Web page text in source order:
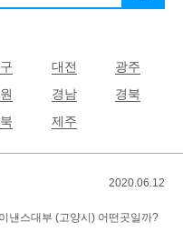
대전
광주
경남
경북
제주
2020.06.12
낸스대부 (고양시) 어떤곳일까?